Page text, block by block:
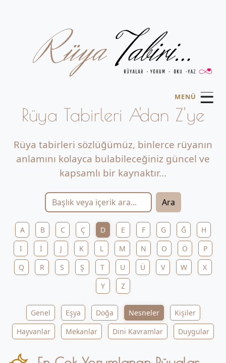
MENÜ ☰
Rüya Tabirleri A'dan Z'ye
Rüya tabirleri sözlüğümüz, binlerce rüyanın
anlamını kolayca bulabileceğiniz güncel ve
kapsamlı bir kaynaktır...
Ara
A B C Ç D E F G Ğ
H
I
İ J K L M N O Ö
P
Q
R S Ş T U Ü V W
X
Y
Z
Genel Eşya Doğa Nesneler
Kişiler
Hayvanlar
Mekanlar Dini Kavramlar Duygular